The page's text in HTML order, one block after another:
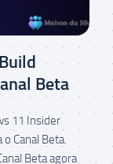
Beta
11 Insider
Canal Beta.
Beta agora